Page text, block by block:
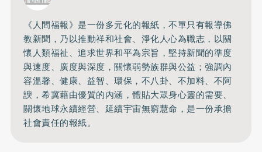
《人間福報》是一份多元化的報紙，不單只有報導佛
教新聞，乃以推動祥和社會、淨化人心為職志，以關
懷人類福祉、追求世界和平為宗旨，堅持新聞的準度
與速度、廣度與深度，關懷弱勢族群與公益；強調內
容溫馨、健康、益智、環保，不八卦、不加料、不阿
諛，希冀藉由優質的內涵，體貼大眾身心靈的需要、
關懷地球永續經營、延續宇宙無窮慧命，是一份承擔
社會責任的報紙。